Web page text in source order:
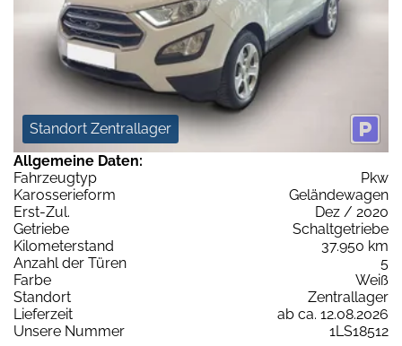
Standort Zentrallager
Allgemeine Daten:
Fahrzeugtyp
Pkw
Karosserieform
Geländewagen
Erst-Zul.
Dez / 2020
Getriebe
Schaltgetriebe
Kilometerstand
37.950 km
Anzahl der Türen
5
Farbe
Weiß
Standort
Zentrallager
Lieferzeit
ab ca. 12.08.2026
Unsere Nummer
1LS18512